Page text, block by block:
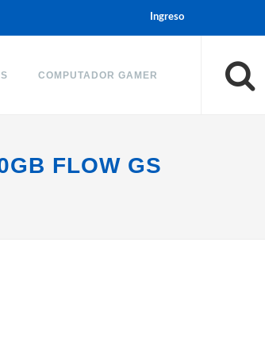
Ingreso
COMPUTADOR GAMER
FLOW GS